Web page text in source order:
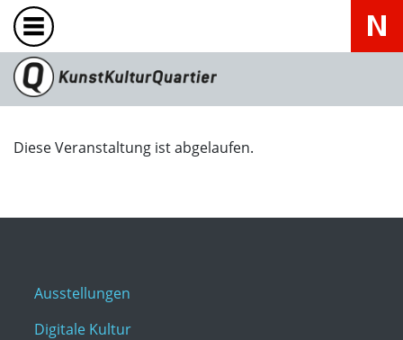
Diese Veranstaltung ist abgelaufen.
Ausstellungen
Digitale Kultur